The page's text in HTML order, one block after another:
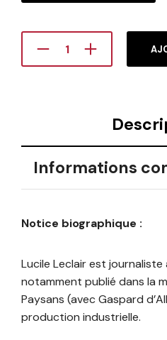
Informations
Notice biographique :
Lucile Leclair est journaliste
notamment publié dans la
Paysans (avec Gaspard
production industrielle.